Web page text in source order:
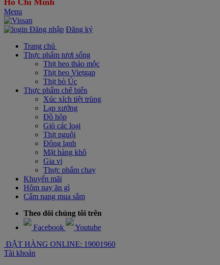
Hồ Chí Minh
Menu
Đăng nhập Đăng ký
Trang chủ
Thực phẩm tươi sống
Thịt heo thảo mộc
Thịt heo Vietgap
Thịt bò Úc
Thực phẩm chế biến
Xúc xích tiệt trùng
Lạp xưởng
Đồ hộp
Giò các loại
Thịt nguội
Đông lạnh
Mặt hàng khô
Gia vị
Thực phẩm chay
Khuyến mãi
Hôm nay ăn gì
Cẩm nang mua sắm
Theo dõi chúng tôi trên
Facebook
Youtube
ĐẶT HÀNG ONLINE: 19001960
Tài khoản